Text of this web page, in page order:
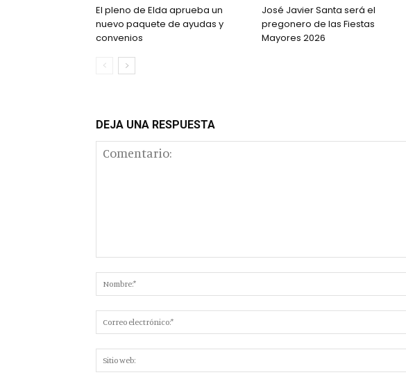
El pleno de Elda aprueba un
nuevo paquete de ayudas y
convenios
José Javier Santa será el
pregonero de las Fiestas
Mayores 2026
DEJA UNA RESPUESTA